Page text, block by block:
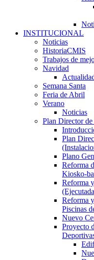
INSTITUCIONAL
Noticias
HistoriaCMIS
Trabajos de
Navidad
Semana Santa
Feria de Abril
Verano
Noticias
Plan Director de
Plan
Plano
Reforma
Kiosko-
Reforma
Reforma
Piscinas
Nuevo
Proyecto